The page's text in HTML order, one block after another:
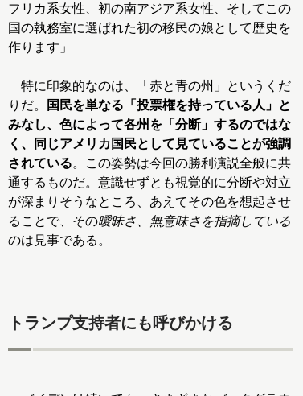
フリカ系女性、初の南アジア系女性、そしてこの
国の執務室に選ばれた初の移民の娘として歴史を
作ります」
特に印象的なのは、「赤と青の州」というくだ
りだ。
国民を単なる「投票権を持っている人」と
みなし、色によって各州を「分断」するのではな
く、同じアメリカ国民として見ていることが強調
されている。この姿勢は今回の勝利演説全般に共
通するものだ。意識せずとも視覚的に分断や対立
が深まりそうなところ、あえてその色を想起させ
ることで、その曖昧さ、無意味さを指摘している
のは見事である。
トランプ支持者にも呼びかける